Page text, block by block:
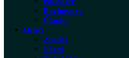
Rozhovory
Články
Hráči
Zrádci
Věrní